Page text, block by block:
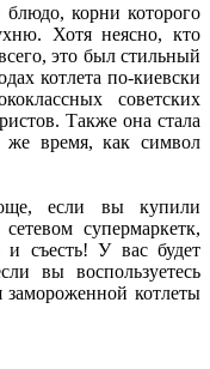
блюдо, корни которого
Хотя неясно, кто
это был стильный
котлета по-киевски
советских
Также она стала
время, как символ
если вы купили
супермаркетк,
и съесть! У вас будет
вы воспользуетесь
замороженной котлеты